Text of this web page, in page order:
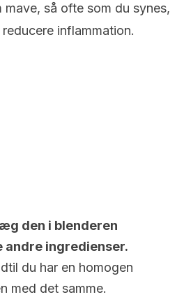
mave, så ofte som du synes,
inflammation.
den i blenderen
andre ingredienser.
du har en homogen
med det samme.